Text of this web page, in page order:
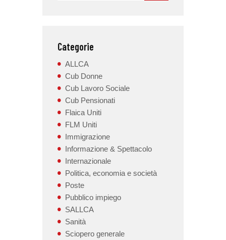
Categorie
ALLCA
Cub Donne
Cub Lavoro Sociale
Cub Pensionati
Flaica Uniti
FLM Uniti
Immigrazione
Informazione & Spettacolo
Internazionale
Politica, economia e società
Poste
Pubblico impiego
SALLCA
Sanità
Sciopero generale